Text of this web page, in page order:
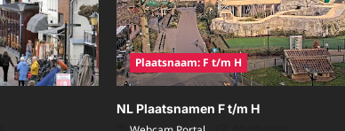
Plaatsnaam: F t/m H
NL Plaatsnamen F t/m H